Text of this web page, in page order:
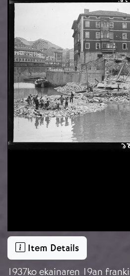
Item Details
1937ko ekainaren 19an